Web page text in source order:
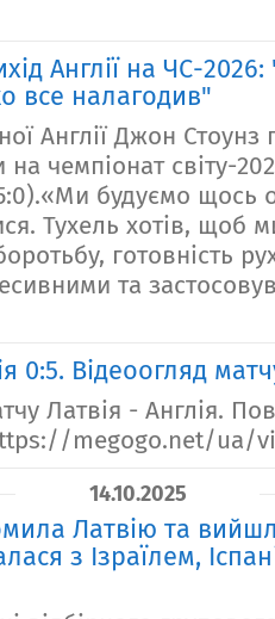
Англії на ЧС-
все налагодив"
Англії Джон
на чемпіонат світу-
будуємо щось
Тухель хотів, щоб
готовність
та
0:5. Відеоогляд
Латвія - Англія.
megogo.net/ua/
14.10.2025
Латвію та
з Ізраїлем,